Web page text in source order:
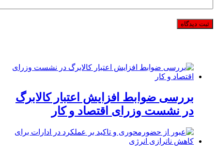
بررسی ضوابط افزایش اعتبار کالابرگ
در نشست وزرای اقتصاد و کار